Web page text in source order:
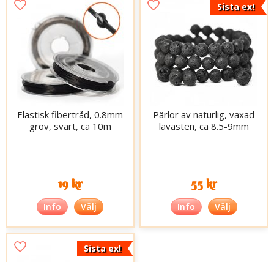
Elastisk fibertråd, 0.8mm
grov, svart, ca 10m
19 kr
Info Välj
Sista ex!
Pärlor av naturlig, vaxad
lavasten, ca 8.5-9mm
55 kr
Info Välj
Sista ex!